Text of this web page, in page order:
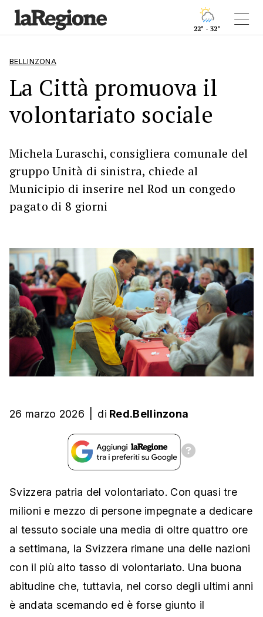
22° - 32°
BELLINZONA
La Città promuova il
volontariato sociale
Michela Luraschi, consigliera comunale del
gruppo Unità di sinistra, chiede al
Municipio di inserire nel Rod un congedo
pagato di 8 giorni
26 marzo 2026 di Red.Bellinzona
Svizzera patria del volontariato. Con quasi tre
milioni e mezzo di persone impegnate a dedicare
al tessuto sociale una media di oltre quattro ore
a settimana, la Svizzera rimane una delle nazioni
con il più alto tasso di volontariato. Una buona
abitudine che, tuttavia, nel corso degli ultimi anni
è andata scemando ed è forse giunto il